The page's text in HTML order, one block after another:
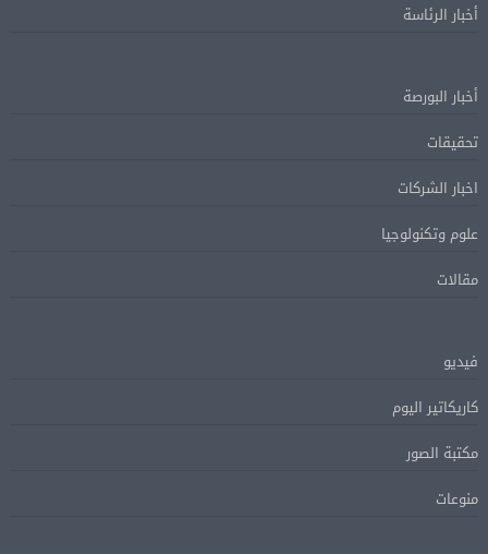
أخبار الرئاسة
أخبار البورصة
تحقيقات
اخبار الشركات
علوم وتكنولوجيا
مقالات
فيديو
كاريكاتير اليوم
مكتبة الصور
منوعات